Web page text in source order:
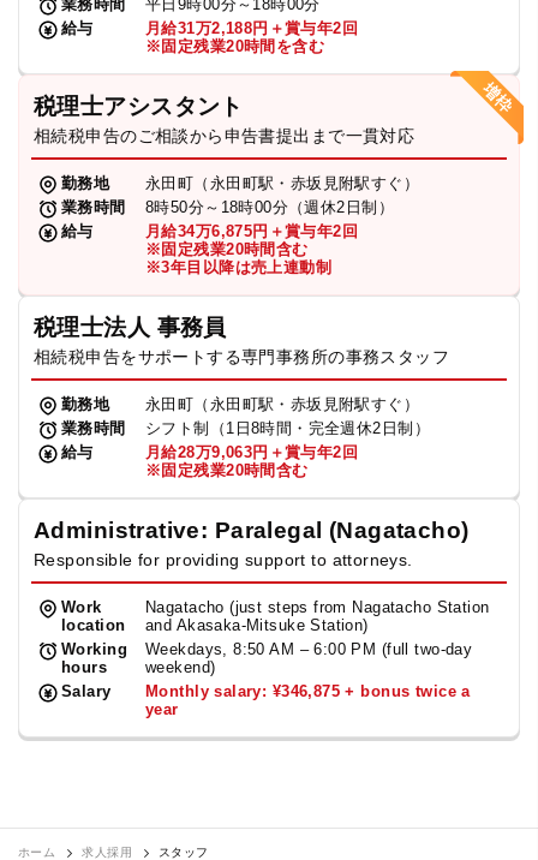
業務時間
平日9時00分～18時00分
給与
月給31万2,188円＋賞与年2回
※固定残業20時間を含む
税理士アシスタント
相続税申告のご相談から申告書提出まで一貫対応
勤務地
永田町（永田町駅・赤坂見附駅すぐ）
業務時間
8時50分～18時00分（週休2日制）
給与
月給34万6,875円＋賞与年2回
※固定残業20時間含む
※3年目以降は売上連動制
税理士法人 事務員
相続税申告をサポートする専門事務所の事務スタッフ
勤務地
永田町（永田町駅・赤坂見附駅すぐ）
業務時間
シフト制（1日8時間・完全週休2日制）
給与
月給28万9,063円＋賞与年2回
※固定残業20時間含む
Administrative: Paralegal (Nagatacho)
Responsible for providing support to attorneys.
Work
location
Nagatacho (just steps from Nagatacho Station
and Akasaka-Mitsuke Station)
Working
hours
Weekdays, 8:50 AM – 6:00 PM (full two-day
weekend)
Salary
Monthly salary: ¥346,875 + bonus twice a
year
ホーム 求人採用 スタッフ